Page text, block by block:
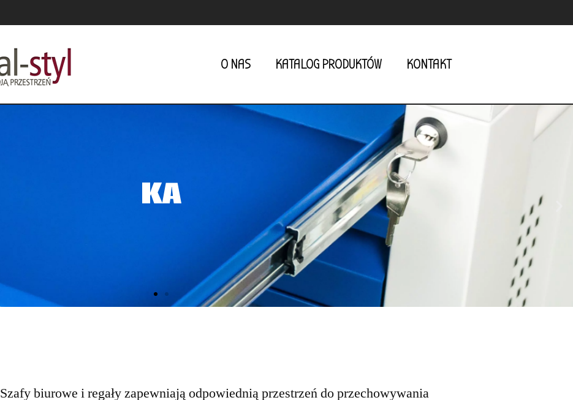
O NAS KATALOG PRODUKTÓW KONTAKT
TAL
Szafy biurowe i regały zapewniają odpowiednią przestrzeń do przechowywania